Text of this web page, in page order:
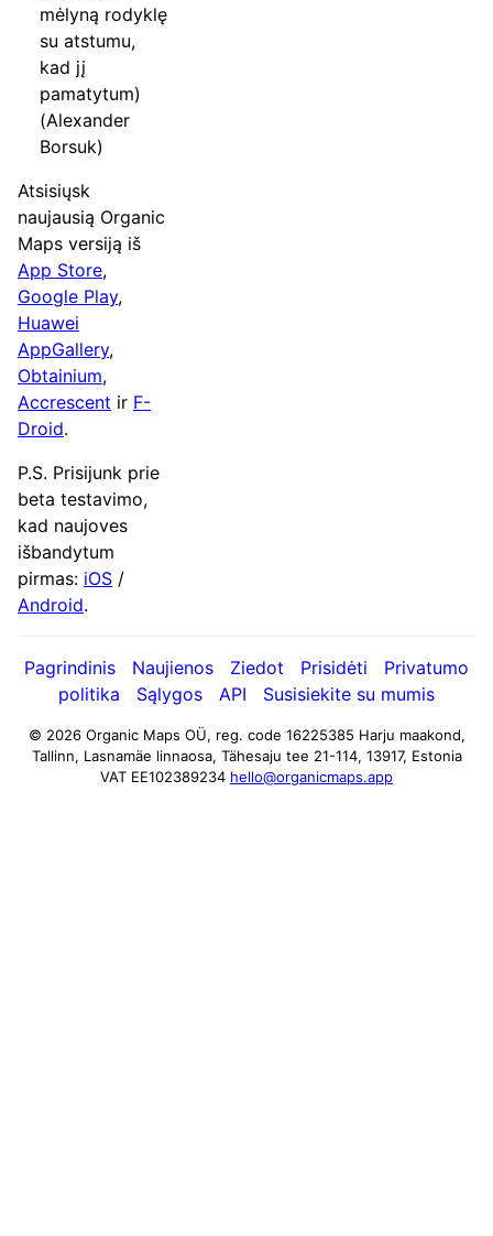
mėlyną rodyklę
su atstumu,
kad jį
pamatytum)
(Alexander
Borsuk)
Atsisiųsk
naujausią Organic
Maps versiją iš
App Store,
Google Play,
Huawei
AppGallery,
Obtainium,
Accrescent ir F-
Droid.
P.S. Prisijunk prie
beta testavimo,
kad naujoves
išbandytum
pirmas: iOS /
Android.
Pagrindinis Naujienos Ziedot Prisidėti
Privatumo
politika
Sąlygos API Susisiekite su mumis
© 2026 Organic Maps OÜ, reg. code 16225385 Harju maakond,
Tallinn, Lasnamäe linnaosa, Tähesaju tee 21-114, 13917, Estonia
VAT EE102389234 hello@organicmaps.app